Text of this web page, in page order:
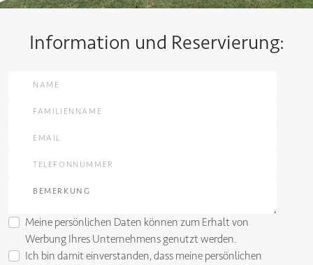
Information und Reservierung:
Meine persönlichen Daten können zum Erhalt von
Werbung Ihres Unternehmens genutzt werden.
Ich bin damit einverstanden, dass meine persönlichen